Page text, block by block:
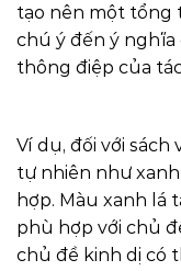
tạo nên một tổng
chú ý đến ý
thông điệp của
Ví dụ, đối với sách
tự nhiên như
hợp. Màu xanh lá
phù hợp với chủ
chủ đề kinh dị có